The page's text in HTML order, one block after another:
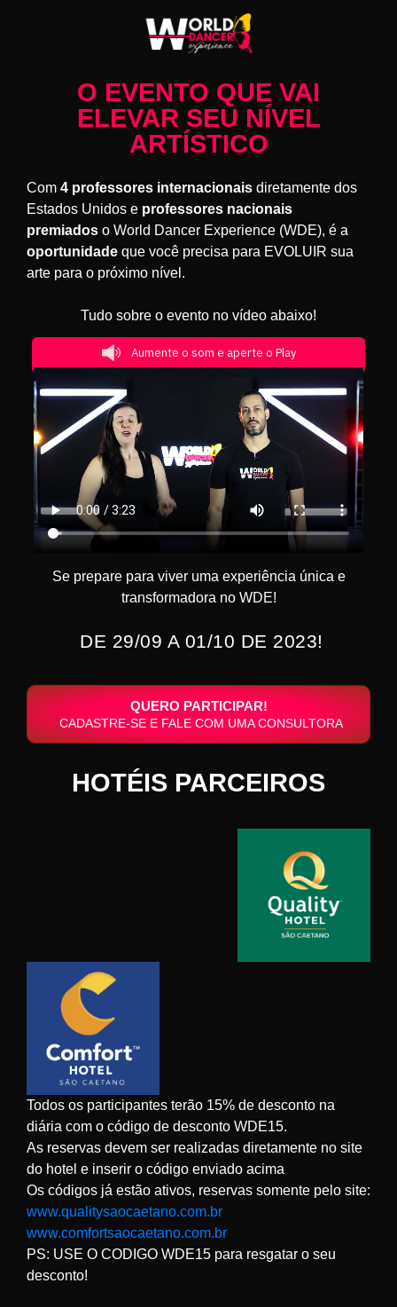
O EVENTO QUE VAI
ELEVAR SEU NÍVEL
ARTÍSTICO
Com 4 professores internacionais diretamente dos
Estados Unidos e professores nacionais
premiados o World Dancer Experience (WDE), é a
oportunidade que você precisa para EVOLUIR sua
arte para o próximo nível.
Tudo sobre o evento no vídeo abaixo!
Aumente o som e aperte o Play
Se prepare para viver uma experiência única e
transformadora no WDE!
DE 29/09 A 01/10 DE 2023!
QUERO PARTICIPAR!
CADASTRE-SE E FALE COM UMA CONSULTORA
HOTÉIS PARCEIROS
Todos os participantes terão 15% de desconto na
diária com o código de desconto WDE15.
As reservas devem ser realizadas diretamente no site
do hotel e inserir o código enviado acima
Os códigos já estão ativos, reservas somente pelo site:
www.qualitysaocaetano.com.br
www.comfortsaocaetano.com.br
PS: USE O CODIGO WDE15 para resgatar o seu
desconto!